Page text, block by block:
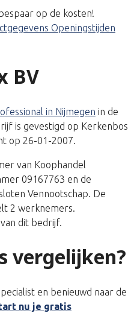
op de kosten!
Openingstijden
BV
in Nijmegen in de
is gevestigd op Kerkenbos
op 26-01-2007.
van Koophandel
09167763 en de
Vennootschap. De
2 werknemers.
dit bedrijf.
vergelijken?
en benieuwd naar de
nu je gratis